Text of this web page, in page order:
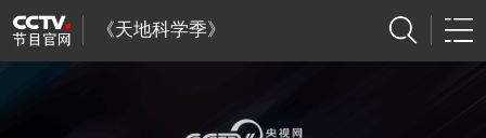
《天地科学季》